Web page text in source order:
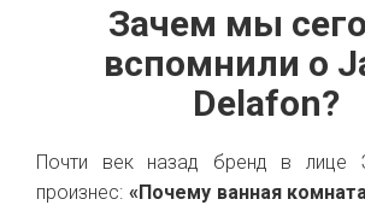
Зачем мы
вспомнили о
Delafon?
Почти век назад бренд в лице
произнес: «Почему ванная